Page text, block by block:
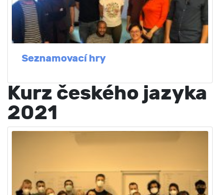
Seznamovací hry
Kurz českého jazyka
2021